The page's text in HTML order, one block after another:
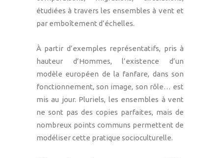
étudiées à travers les ensembles à vent et
par emboîtement d’échelles.
À partir d’exemples représentatifs, pris à
hauteur d’Hommes, l’existence d’un
modèle européen de la fanfare, dans son
fonctionnement, son image, son rôle… est
mis au jour. Pluriels, les ensembles à vent
ne sont pas des copies parfaites, mais de
nombreux points communs permettent de
modéliser cette pratique socioculturelle.